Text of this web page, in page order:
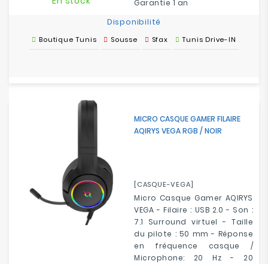
Garantie 1 an
Disponibilité
Boutique Tunis Sousse Sfax Tunis Drive-IN
MICRO CASQUE GAMER FILAIRE
AQIRYS VEGA RGB / NOIR
[CASQUE-VEGA]
Micro Casque Gamer AQIRYS
VEGA - Filaire : USB 2.0 - Son :
7.1 Surround virtuel - Taille
du pilote : 50 mm - Réponse
en fréquence casque /
Microphone: 20 Hz - 20